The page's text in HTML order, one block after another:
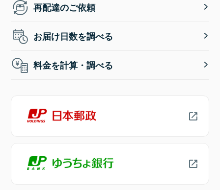
再配達のご依頼
お届け日数を調べる
料金を計算・調べる